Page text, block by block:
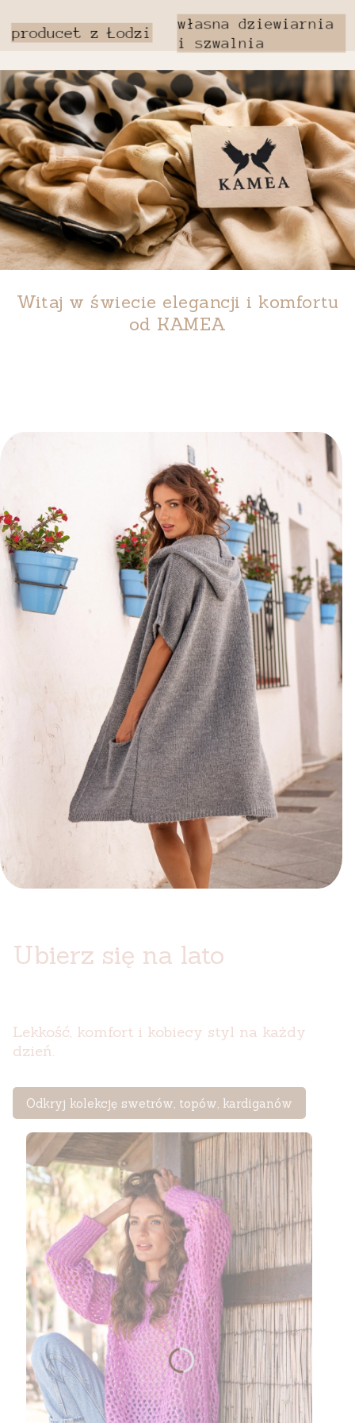
Witaj w świecie elegancji i komfortu
od KAMEA
Ubierz się na lato
Lekkość, komfort i kobiecy styl na każdy
dzień.
Odkryj kolekcję swetrów, topów, kardiganów